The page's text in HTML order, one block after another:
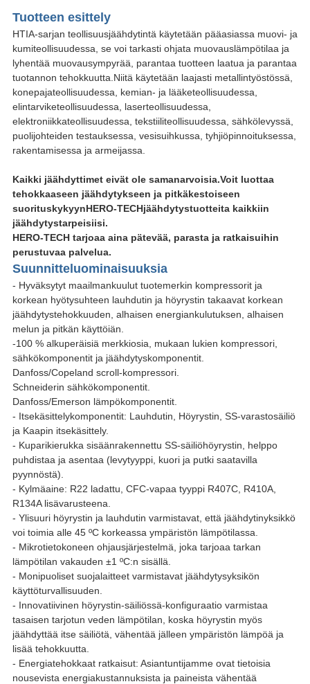
Tuotteen esittely
HTIA-sarjan teollisuusjäähdytintä käytetään pääasiassa muovi- ja
kumiteollisuudessa, se voi tarkasti ohjata muovauslämpötilaa ja
lyhentää muovausympyrää, parantaa tuotteen laatua ja parantaa
tuotannon tehokkuutta.Niitä käytetään laajasti metallintyöstössä,
konepajateollisuudessa, kemian- ja lääketeollisuudessa,
elintarviketeollisuudessa, laserteollisuudessa,
elektroniikkateollisuudessa, tekstiiliteollisuudessa, sähkölevyssä,
puolijohteiden testauksessa, vesisuihkussa, tyhjiöpinnoituksessa,
rakentamisessa ja armeijassa.
Kaikki jäähdyttimet eivät ole samanarvoisia.Voit luottaa
tehokkaaseen jäähdytykseen ja pitkäkestoiseen
suorituskykyynHERO-TECHjäähdytystuotteita kaikkiin
jäähdytystarpeisiisi.
HERO-TECH tarjoaa aina pätevää, parasta ja ratkaisuihin
perustuvaa palvelua.
Suunnitteluominaisuuksia
- Hyväksytyt maailmankuulut tuotemerkin kompressorit ja
korkean hyötysuhteen lauhdutin ja höyrystin takaavat korkean
jäähdytystehokkuuden, alhaisen energiankulutuksen, alhaisen
melun ja pitkän käyttöiän.
-100 % alkuperäisiä merkkiosia, mukaan lukien kompressori,
sähkökomponentit ja jäähdytyskomponentit.
Danfoss/Copeland scroll-kompressori.
Schneiderin sähkökomponentit.
Danfoss/Emerson lämpökomponentit.
- Itsekäsittelykomponentit: Lauhdutin, Höyrystin, SS-varastosäiliö
ja Kaapin itsekäsittely.
- Kuparikierukka sisäänrakennettu SS-säiliöhöyrystin, helppo
puhdistaa ja asentaa (levytyyppi, kuori ja putki saatavilla
pyynnöstä).
- Kylmäaine: R22 ladattu, CFC-vapaa tyyppi R407C, R410A,
R134A lisävarusteena.
- Ylisuuri höyrystin ja lauhdutin varmistavat, että jäähdytinyksikkö
voi toimia alle 45 ºC korkeassa ympäristön lämpötilassa.
- Mikrotietokoneen ohjausjärjestelmä, joka tarjoaa tarkan
lämpötilan vakauden ±1 ºC:n sisällä.
- Monipuoliset suojalaitteet varmistavat jäähdytysyksikön
käyttöturvallisuuden.
- Innovatiivinen höyrystin-säiliössä-konfiguraatio varmistaa
tasaisen tarjotun veden lämpötilan, koska höyrystin myös
jäähdyttää itse säiliötä, vähentää jälleen ympäristön lämpöä ja
lisää tehokkuutta.
- Energiatehokkaat ratkaisut: Asiantuntijamme ovat tietoisia
nousevista energiakustannuksista ja paineista vähentää